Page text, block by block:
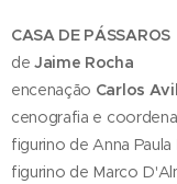
CASA DE PÁSSAROS
deJaime Rocha
encenação Carlos
cenografia e
figurino de Anna Paula
figurino de Marco